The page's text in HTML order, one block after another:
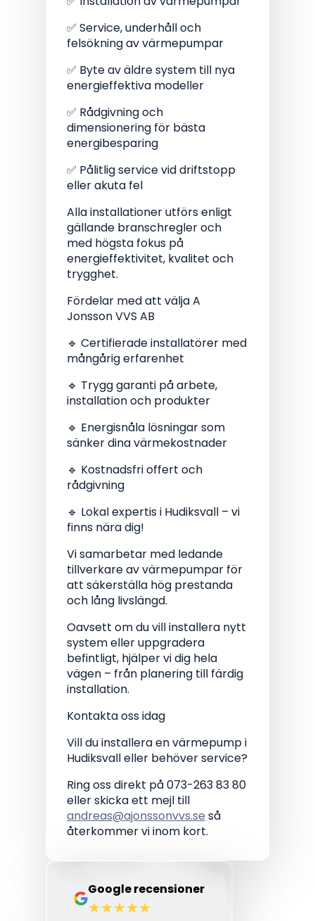
✅ Service, underhåll och
felsökning av värmepumpar
✅ Byte av äldre system till nya
energieffektiva modeller
✅ Rådgivning och
dimensionering för bästa
energibesparing
✅ Pålitlig service vid driftstopp
eller akuta fel
Alla installationer utförs enligt
gällande branschregler och
med högsta fokus på
energieffektivitet, kvalitet och
trygghet.
Fördelar med att välja A
Jonsson VVS AB
🔹 Certifierade installatörer med
mångårig erfarenhet
🔹 Trygg garanti på arbete,
installation och produkter
🔹 Energisnåla lösningar som
sänker dina värmekostnader
🔹 Kostnadsfri offert och
rådgivning
🔹 Lokal expertis i Hudiksvall – vi
finns nära dig!
Vi samarbetar med ledande
tillverkare av värmepumpar för
att säkerställa hög prestanda
och lång livslängd.
Oavsett om du vill installera nytt
system eller uppgradera
befintligt, hjälper vi dig hela
vägen – från planering till färdig
installation.
Kontakta oss idag
Vill du installera en värmepump i
Hudiksvall eller behöver service?
Ring oss direkt på 073-263 83 80
eller skicka ett mejl till
andreas@ajonssonvvs.se så
återkommer vi inom kort.
Google recensioner